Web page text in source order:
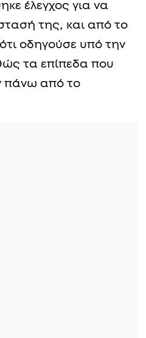
έλεγχος για να
της, και από το
οδηγούσε υπό την
τα επίπεδα που
πάνω από το